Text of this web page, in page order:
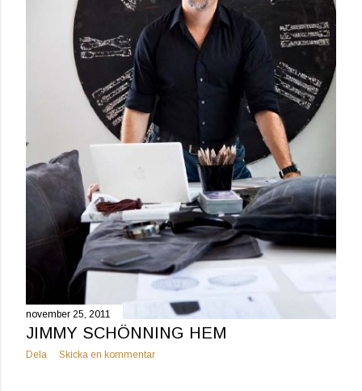
november 25, 2011
JIMMY SCHÖNNING HEM
Dela Skicka en kommentar